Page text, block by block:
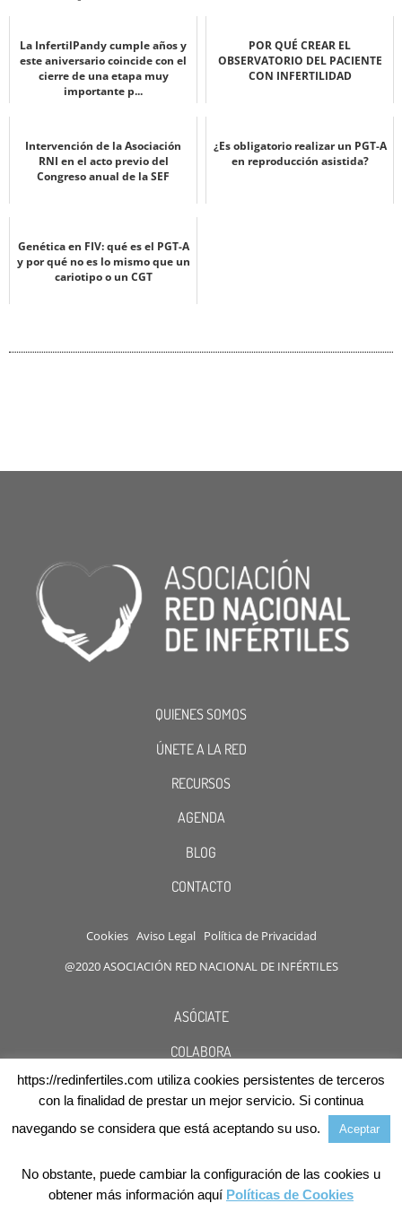
La InfertilPandy cumple años y
este aniversario coincide con el
cierre de una etapa muy
importante p...
POR QUÉ CREAR EL
OBSERVATORIO DEL PACIENTE
CON INFERTILIDAD
Intervención de la Asociación
RNI en el acto previo del
Congreso anual de la SEF
¿Es obligatorio realizar un PGT-A
en reproducción asistida?
Genética en FIV: qué es el PGT-A
y por qué no es lo mismo que un
cariotipo o un CGT
QUIENES SOMOS
ÚNETE A LA RED
RECURSOS
AGENDA
BLOG
CONTACTO
Cookies Aviso Legal Política de Privacidad
@2020 ASOCIACIÓN RED NACIONAL DE INFÉRTILES
ASÓCIATE
COLABORA
DESCUENTOS
https://redinfertiles.com utiliza cookies persistentes de terceros
con la finalidad de prestar un mejor servicio. Si continua
navegando se considera que está aceptando su uso.
Aceptar
No obstante, puede cambiar la configuración de las cookies u
obtener más información aquí Políticas de Cookies